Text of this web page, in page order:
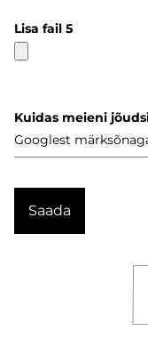
Lisa fail 5
Kuidas meieni